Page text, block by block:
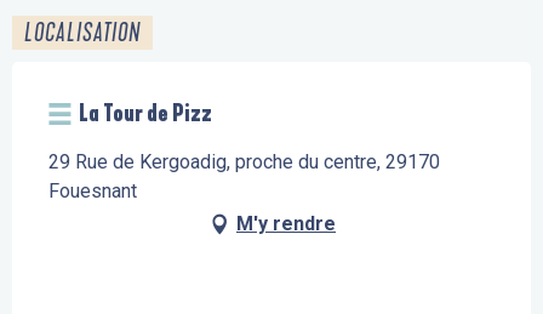
LOCALISATION
La Tour de Pizz
29 Rue de Kergoadig, proche du centre, 29170
Fouesnant
M'y rendre